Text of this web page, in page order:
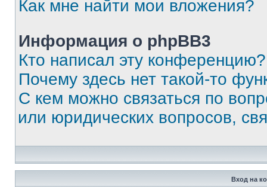
Как мне найти мои вложения?
Информация о phpBB3
Кто написал эту конференцию?
Почему здесь нет такой-то
С кем можно связаться по
или юридических вопросов,
Вход на